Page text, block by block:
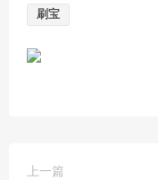
刷宝
上一篇